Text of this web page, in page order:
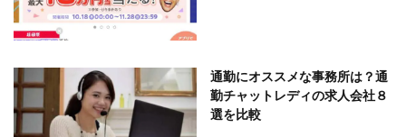
通勤にオススメな事務所は？通
勤チャットレディの求人会社８
選を比較